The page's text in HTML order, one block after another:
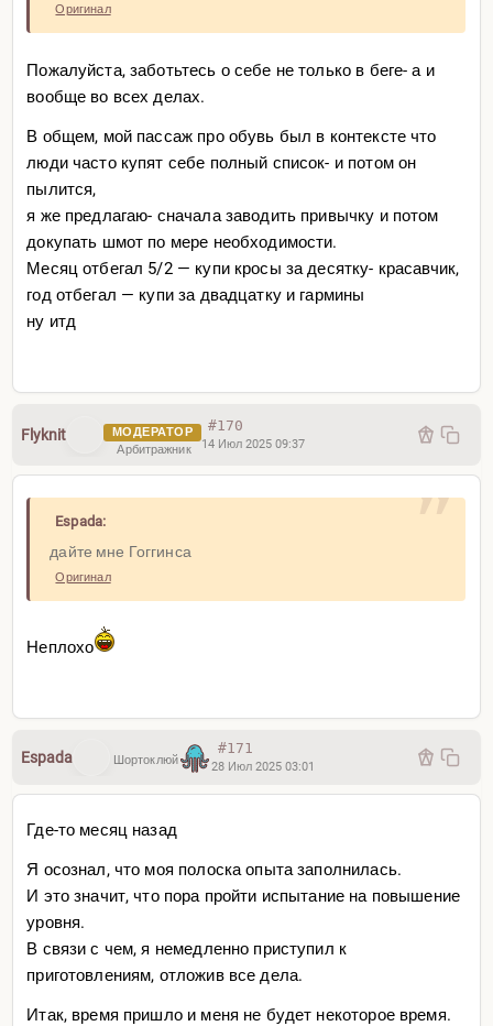
И это просто наслаждение для ножек)
Оригинал
Пожалуйста, заботьтесь о себе не только в беге- а и
вообще во всех делах.
В общем, мой пассаж про обувь был в контексте что
люди часто купят себе полный список- и потом он
пылится,
я же предлагаю- сначала заводить привычку и потом
докупать шмот по мере необходимости.
Месяц отбегал 5/2 — купи кросы за десятку- красавчик,
год отбегал — купи за двадцатку и гармины
ну итд
Flyknit
МОДЕРАТОР
Арбитражник
#170
14 Июл 2025 09:37
Espada:
дайте мне Гоггинса
Оригинал
Неплохо
Espada Шортоклюй
#171
28 Июл 2025 03:01
Где-то месяц назад
Я осознал, что моя полоска опыта заполнилась.
И это значит, что пора пройти испытание на повышение
уровня.
В связи с чем, я немедленно приступил к
приготовлениям, отложив все дела.
Итак, время пришло и меня не будет некоторое время.